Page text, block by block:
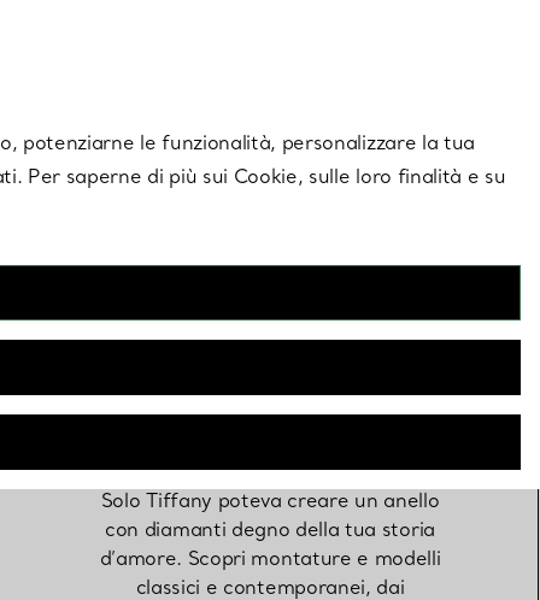
Anelli di
fidanzamento
Solo Tiffany poteva creare un anello
con diamanti degno della tua storia
d’amore. Scopri montature e modelli
classici e contemporanei, dai
potenziarne le funzionalità, personalizzare la tua
Per saperne di più sui Cookie, sulle loro finalità e su